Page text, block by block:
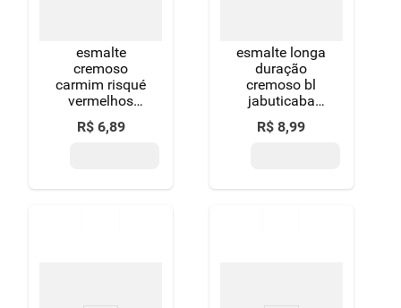
esmalte
cremoso
carmim risqué
vermelhos
blister 8ml
R$ 6,89
esmalte longa
duração
cremoso bl
jabuticaba
colorama 8ml
R$ 8,99